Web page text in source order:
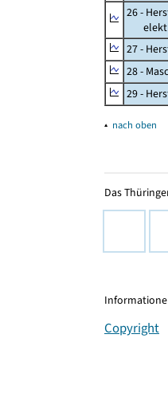
26 -
27 -
28 -
29 -
▴ nach oben
Das
Copyright